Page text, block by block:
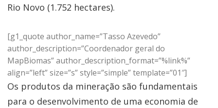
Rio Novo (1.752 hectares).
[g1_quote author_name=”Tasso Azevedo”
author_description=”Coordenador geral do
MapBiomas” author_description_format=”%link%”
align=”left” size=”s” style=”simple” template=”01″]
Os produtos da mineração são fundamentais
para o desenvolvimento de uma economia de